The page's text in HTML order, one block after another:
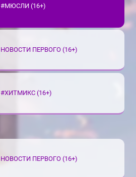
#МЮСЛИ (16+)
НОВОСТИ ПЕРВОГО (16+)
#ХИТМИКС (16+)
НОВОСТИ ПЕРВОГО (16+)